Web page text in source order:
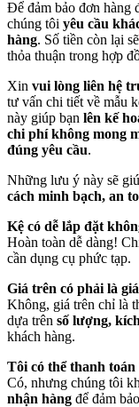
Để đảm bảo đơn hàng
chúng tôi yêu cầu
hàng. Số tiền còn lại
thỏa thuận trong hợp
Xin vui lòng liên hệ
tư vấn chi tiết về mẫu
này giúp bạn lên kế
chi phí không mong
đúng yêu cầu.
Những lưu ý này sẽ
cách minh bạch, an
Kệ có dễ lắp đặt
Hoàn toàn dễ dàng!
cần dụng cụ phức tạp.
Giá trên có phải là
Không, giá trên chỉ là
dựa trên số lượng,
khách hàng.
Tôi có thể thanh
Có, nhưng chúng tôi
nhận hàng để đảm